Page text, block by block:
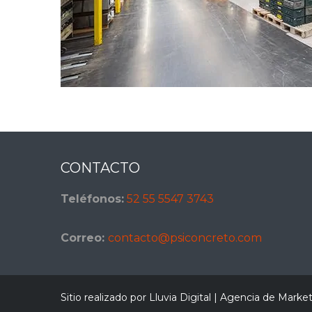
FooterCONTACTO
Teléfonos: 52 55 5547 3743
Correo: contacto@psiconcreto.com
Sitio realizado por Lluvia Digital | Agencia de